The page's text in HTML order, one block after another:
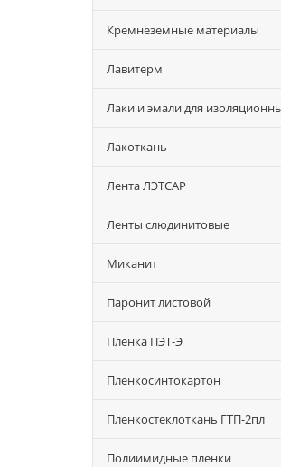
Кремнеземные материалы
Лавитерм
Лаки и эмали для
Лакоткань
Лента ЛЭТСАР
Ленты слюдинитовые
Миканит
Паронит листовой
Пленка ПЭТ-Э
Пленкосинтокартон
Пленкостеклоткань ГТП-2пл
Полиимидные пленки